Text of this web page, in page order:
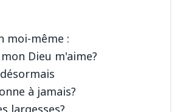
moi-même :
Dieu m'aime?
à jamais?
largesses?